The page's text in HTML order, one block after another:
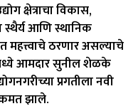
क्षेत्राचा विकास,
स्थैर्य आणि स्थानिक
महत्त्वाचे ठरणार असल्याचे
आमदार सुनील शेळके
प्रगतीला नवी
झाले.